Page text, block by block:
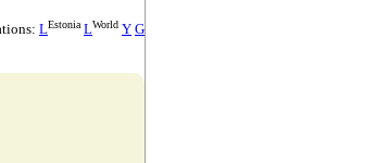
LEstonia LWorld Y G